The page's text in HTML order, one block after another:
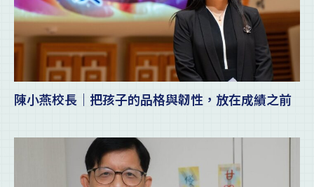
陳小燕校長｜把孩子的品格與韌性，放在成績之前